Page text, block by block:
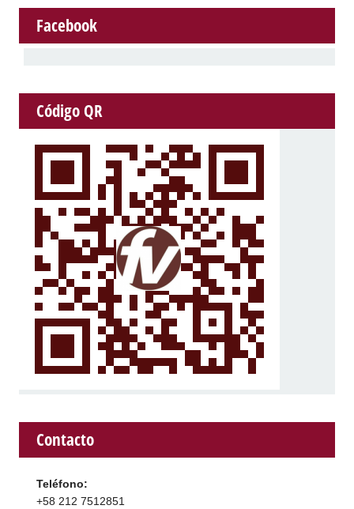
Facebook
Código QR
Contacto
Teléfono:
+58 212 7512851